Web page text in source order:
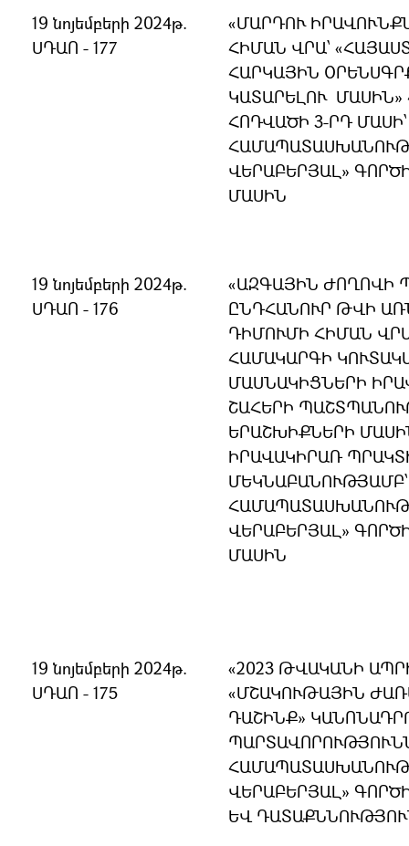
19 նոյեմբերի 2024թ.
ՍԴԱՈ - 177
«ՄԱՐԴՈՒ
ՀԻՄԱՆ ՎՐԱ՝
ՀԱՐԿԱՅԻՆ
ԿԱՏԱՐԵԼՈՒ ՄԱՍԻՆ»
ՀՈԴՎԱԾԻ 3-ՐԴ
ՎԵՐԱԲԵՐՅԱԼ»
ՄԱՍԻՆ
19 նոյեմբերի 2024թ.
ՍԴԱՈ - 176
«ԱԶԳԱՅԻՆ ԺՈՂՈՎԻ
ԸՆԴՀԱՆՈՒՐ ԹՎԻ
ԴԻՄՈՒՄԻ ՀԻՄԱՆ
ՀԱՄԱԿԱՐԳԻ
ՄԱՍՆԱԿԻՑՆԵՐԻ
ՇԱՀԵՐԻ
ԵՐԱՇԽԻՔՆԵՐԻ
ԻՐԱՎԱԿԻՐԱՌ
ՎԵՐԱԲԵՐՅԱԼ»
ՄԱՍԻՆ
19 նոյեմբերի 2024թ.
ՍԴԱՈ - 175
«2023 ԹՎԱԿԱՆԻ
«ՄՇԱԿՈՒԹԱՅԻՆ
ԴԱՇԻՆՔ»
ՎԵՐԱԲԵՐՅԱԼ»
ԵՎ